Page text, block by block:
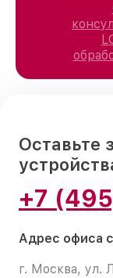
Оставьте
+7
Адрес офиса
г. Москва, ул.